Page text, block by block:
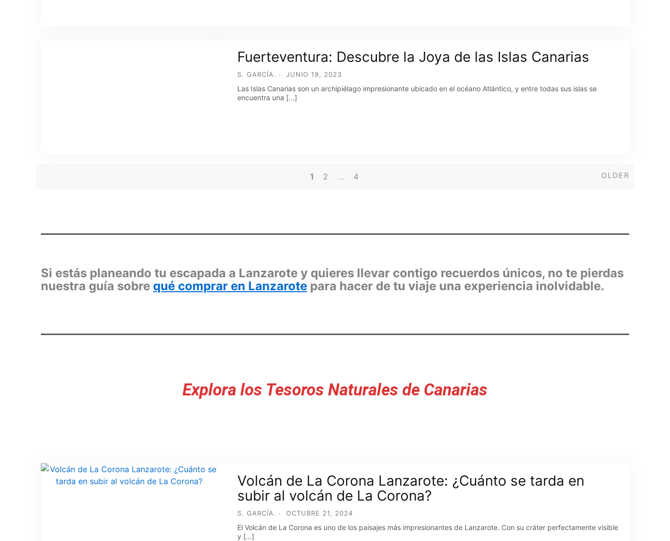
Fuerteventura: Descubre la Joya de las Islas Canarias
S. GARCÍA. JUNIO 19, 2023
Las Islas Canarias son un archipiélago impresionante ubicado en el océano Atlántico, y entre todas sus islas se
encuentra una […]
1 2 … 4 OLDER
Si estás planeando tu escapada a Lanzarote y quieres llevar contigo recuerdos únicos, no te pierdas
nuestra guía sobre qué comprar en Lanzarote para hacer de tu viaje una experiencia inolvidable.
Explora los Tesoros Naturales de Canarias
Volcán de La Corona Lanzarote: ¿Cuánto se tarda en
subir al volcán de La Corona?
S. GARCÍA. OCTUBRE 21, 2024
El Volcán de La Corona es uno de los paisajes más impresionantes de Lanzarote. Con su cráter perfectamente visible
y […]